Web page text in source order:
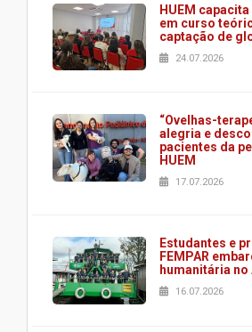
HUEM
em curso
captação de
24.07.2026
“Ovelhas-
alegria e
pacientes da
HUEM
17.07.2026
Estudantes e
FEMPAR
humanitária no
16.07.2026